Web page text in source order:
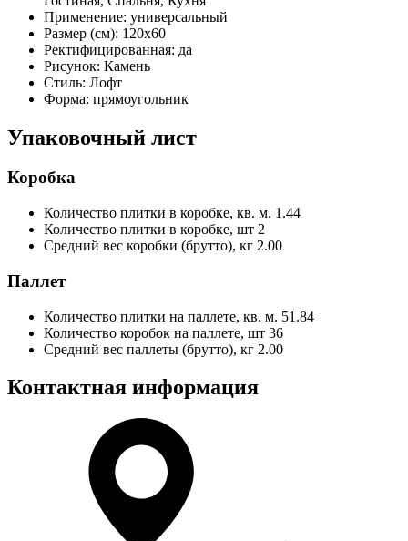
Применение: универсальный
Размер (см): 120x60
Ректифицированная: да
Рисунок: Камень
Стиль: Лофт
Форма: прямоугольник
Упаковочный лист
Коробка
Количество плитки в коробке, кв. м. 1.44
Количество плитки в коробке, шт 2
Средний вес коробки (брутто), кг 2.00
Паллет
Количество плитки на паллете, кв. м. 51.84
Количество коробок на паллете, шт 36
Средний вес паллеты (брутто), кг 2.00
Контактная информация